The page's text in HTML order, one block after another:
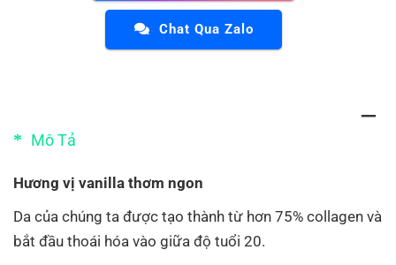
Chat Qua Zalo
Mô Tả
Hương vị vanilla thơm ngon
Da của chúng ta được tạo thành từ hơn 75% collagen và
bắt đầu thoái hóa vào giữa độ tuổi 20.